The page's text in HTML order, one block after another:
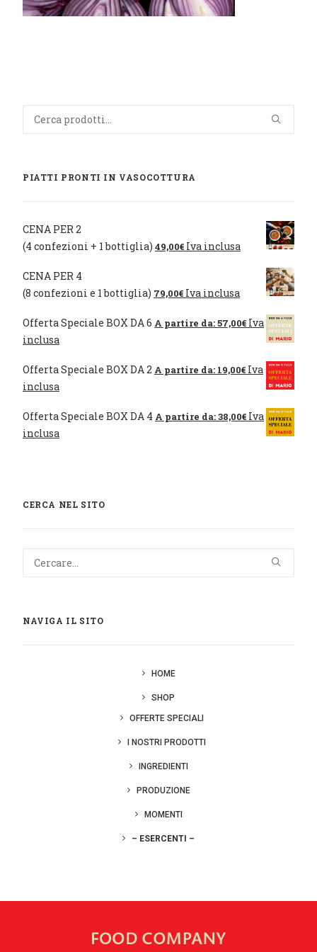
Cerca:
PIATTI PRONTI IN VASOCOTTURA
CENA PER 2
(4 confezioni + 1 bottiglia) 49,00€ Iva inclusa
CENA PER 4
(8 confezioni e 1 bottiglia) 79,00€ Iva inclusa
Offerta Speciale BOX DA 6 A partire da:57,00€ Iva
inclusa
Offerta Speciale BOX DA 2 A partire da: 19,00€ Iva
inclusa
Offerta Speciale BOX DA 4 A partire da:38,00€ Iva
inclusa
CERCA NEL SITO
NAVIGA IL SITO
HOME
SHOP
OFFERTE SPECIALI
I NOSTRI PRODOTTI
INGREDIENTI
PRODUZIONE
MOMENTI
– ESERCENTI –